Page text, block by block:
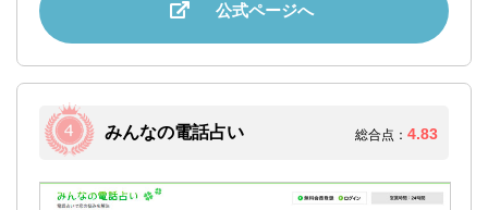
公式ページへ
みんなの電話占い 総合点： 4.83